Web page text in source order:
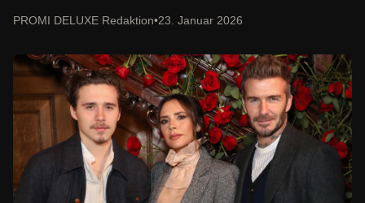
PROMI DELUXE Redaktion•23. Januar 2026